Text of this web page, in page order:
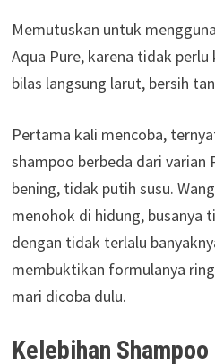
Memutuskan untuk
Aqua Pure, karena tidak
bilas langsung larut, bersih
Pertama kali mencoba,
shampoo berbeda dari varian
bening, tidak putih susu.
menohok di hidung, busanya
dengan tidak terlalu
membuktikan formulanya
mari dicoba dulu.
Kelebihan